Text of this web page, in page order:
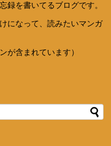
録を書いてるブログです。
になって、読みたいマンガ
が含まれています）